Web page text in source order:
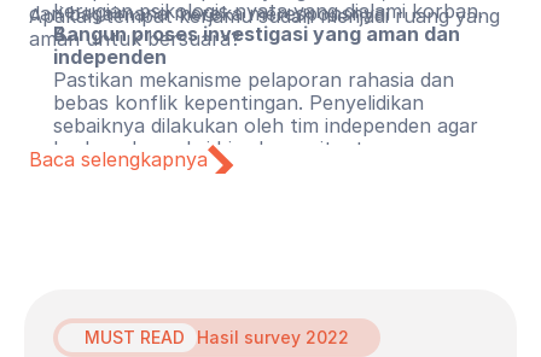
kerugian psikologis nyata yang dialami korban.
Bangun proses investigasi yang aman dan
independen
Pastikan mekanisme pelaporan rahasia dan
bebas konflik kepentingan. Penyelidikan
sebaiknya dilakukan oleh tim independen agar
korban dan saksi bisa bercerita tanpa merasa
terancam.
dari bagaimana mereka meresponsnya.
Apakah tempat kerjamu sudah menjadi ruang yang
aman untuk bersuara?
Baca selengkapnya
MUST READ Hasil survey 2022